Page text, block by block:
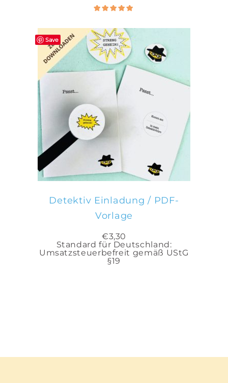
Save
IN DEN WARENKORB
Detektiv Einladung / PDF-
Vorlage
€3,30
Standard für Deutschland:
Umsatzsteuerbefreit gemäß UStG
§19